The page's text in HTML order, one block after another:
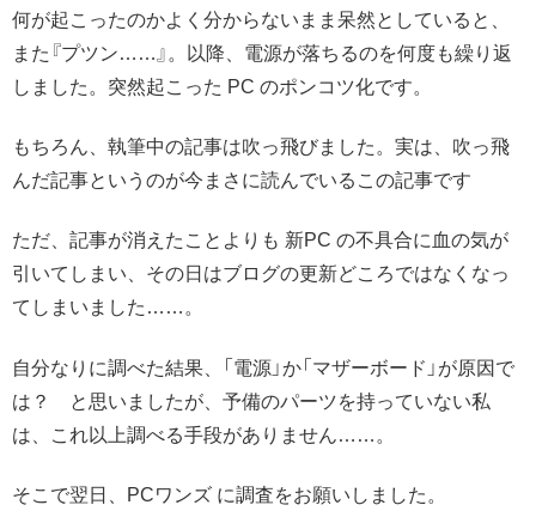
何が起こったのかよく分からないまま呆然としていると、
また『プツン……』。以降、電源が落ちるのを何度も繰り返
しました。突然起こった PC のポンコツ化です。
もちろん、執筆中の記事は吹っ飛びました。実は、吹っ飛
んだ記事というのが今まさに読んでいるこの記事です
ただ、記事が消えたことよりも 新PC の不具合に血の気が
引いてしまい、その日はブログの更新どころではなくなっ
てしまいました……。
自分なりに調べた結果、「電源」か「マザーボード」が原因で
は？ と思いましたが、予備のパーツを持っていない私
は、これ以上調べる手段がありません……。
そこで翌日、PCワンズ に調査をお願いしました。